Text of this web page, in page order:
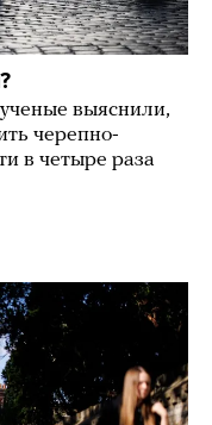
выяснили,
черепно-
в четыре раза